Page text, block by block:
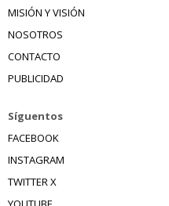
MISIÓN Y VISIÓN
NOSOTROS
CONTACTO
PUBLICIDAD
Síguentos
FACEBOOK
INSTAGRAM
TWITTER X